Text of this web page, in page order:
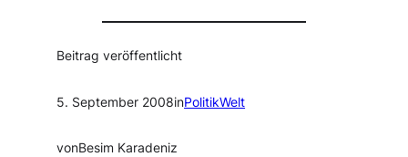
Beitrag veröffentlicht
5. September 2008inPolitikWelt
vonBesim Karadeniz